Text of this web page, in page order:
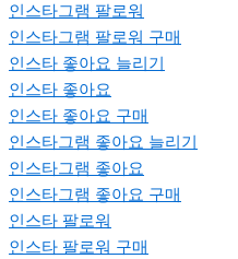
인스타그램 팔로워
인스타그램 팔로워 구매
인스타 좋아요 늘리기
인스타 좋아요
인스타 좋아요 구매
인스타그램 좋아요 늘리기
인스타그램 좋아요
인스타그램 좋아요 구매
인스타 팔로워
인스타 팔로워 구매